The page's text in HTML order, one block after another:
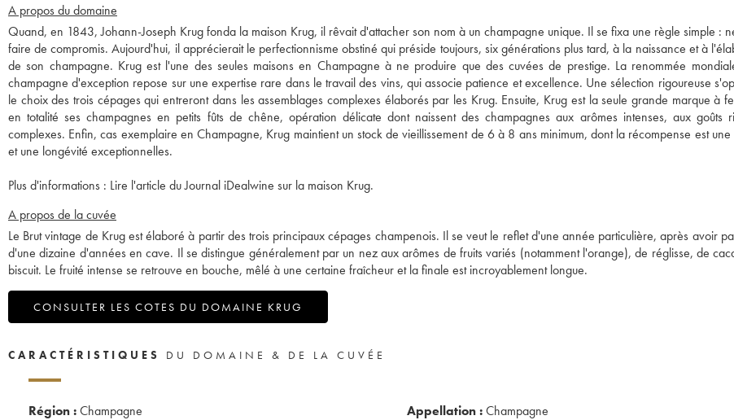
A propos du domaine
Quand, en 1843, Johann-Joseph Krug fonda la maison Krug, il rêvait d'attacher son nom à un champagne unique. Il se fixa une règle simple :
faire de compromis. Aujourd'hui, il apprécierait le perfectionnisme obstiné qui préside toujours, six générations plus tard, à la naissance et à
de son champagne. Krug est l'une des seules maisons en Champagne à ne produire que des cuvées de prestige. La renommée
champagne d'exception repose sur une expertise rare dans le travail des vins, qui associe patience et excellence. Une sélection rigoureuse
le choix des trois cépages qui entreront dans les assemblages complexes élaborés par les Krug. Ensuite, Krug est la seule grande marque à
en totalité ses champagnes en petits fûts de chêne, opération délicate dont naissent des champagnes aux arômes intenses, aux goûts
complexes. Enfin, cas exemplaire en Champagne, Krug maintient un stock de vieillissement de 6 à 8 ans minimum, dont la récompense est une
et une longévité exceptionnelles.
Plus d'informations : Lire l'article du Journal iDealwine sur la maison Krug.
A propos de la cuvée
Le Brut vintage de Krug est élaboré à partir des trois principaux cépages champenois. Il se veut le reflet d'une année particulière, après avoir
d'une dizaine d'années en cave. Il se distingue généralement par un nez aux arômes de fruits variés (notamment l'orange), de réglisse, de
biscuit. Le fruité intense se retrouve en bouche, mêlé à une certaine fraîcheur et la finale est incroyablement longue.
CONSULTER LES COTES DU DOMAINE KRUG
CARACTÉRISTIQUES DU DOMAINE & DE LA CUVÉE
Région :Champagne
Appellation :Champagne